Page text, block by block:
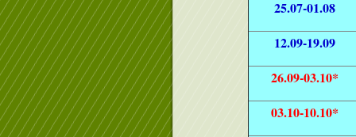
25.07-01.08
12.09-19.09
26.09-03.10*
03.10-10.10*